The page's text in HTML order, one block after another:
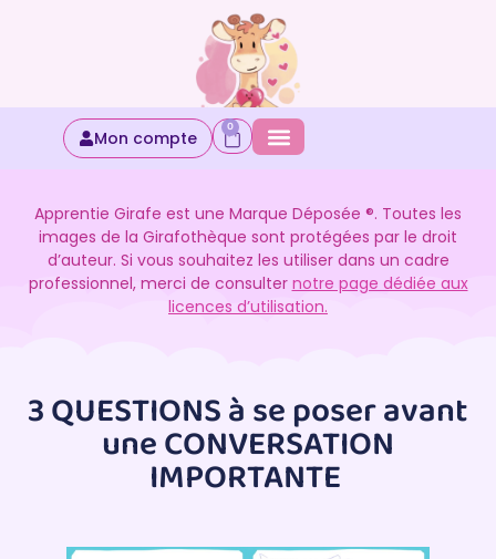
Mon compte
0
Apprentie Girafe est une Marque Déposée ®. Toutes les
images de la Girafothèque sont protégées par le droit
d’auteur. Si vous souhaitez les utiliser dans un cadre
professionnel, merci de consulter notre page dédiée aux
licences d’utilisation.
3 QUESTIONS à se poser avant
une CONVERSATION
IMPORTANTE